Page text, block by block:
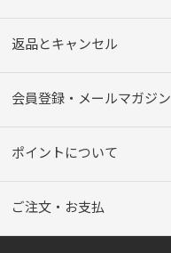
返品とキャンセル
会員登録・メールマガジン
ポイントについて
ご注文・お支払